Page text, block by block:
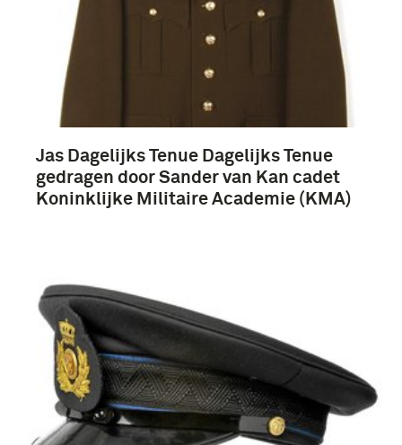
Jas Dagelijks Tenue Dagelijks Tenue
gedragen door Sander van Kan cadet
Koninklijke Militaire Academie (KMA)